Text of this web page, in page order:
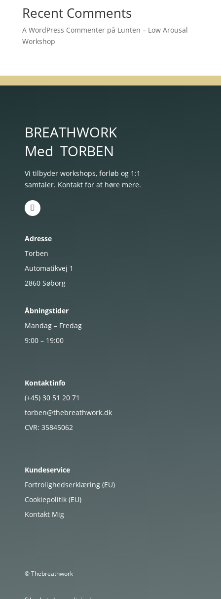
Recent Comments
A WordPress Commenterpå Lunten – Low Arousal
Workshop
BREATHWORK
Med TORBEN
Vi tilbyder workshops, forløb og 1:1
samtaler. Kontakt for at høre mere.
Adresse
Torben
Automatikvej 1
2860 Søborg
Åbningstider
Mandag – Fredag
9:00 – 19:00
Kontaktinfo
(+45) 30 51 20 71
torben@thebreathwork.dk
CVR: 35845062
Kundeservice
Fortrolighedserklæring (EU)
Cookiepolitik (EU)
Kontakt Mig
© Thebreathwork